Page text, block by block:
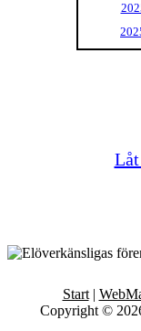
Start|
Copyright ©